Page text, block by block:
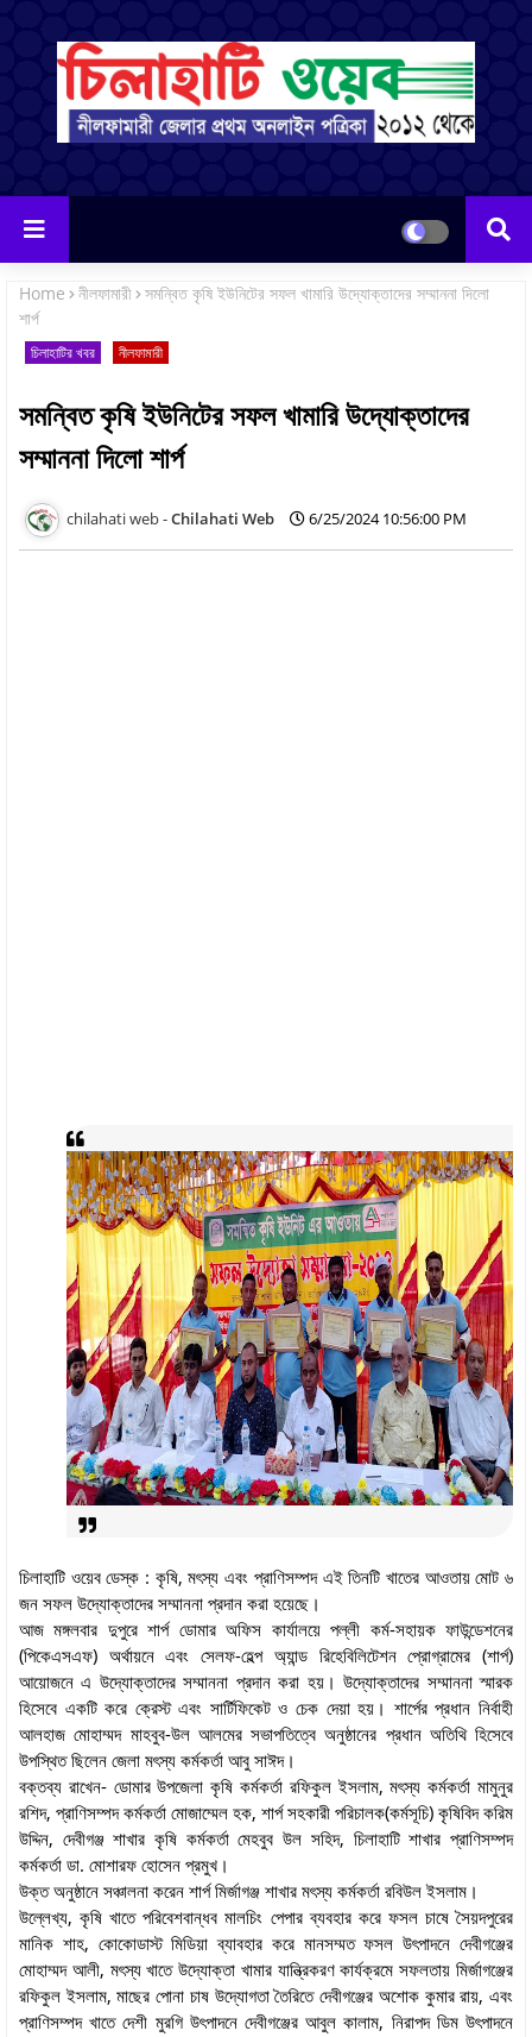
Home নীলফামারী সমন্বিত কৃষি ইউনিটের সফল খামারি উদ্যোক্তাদের সম্মাননা দিলো
শার্প
চিলাহাটির খবর নীলফামারী
সমন্বিত কৃষি ইউনিটের সফল খামারি উদ্যোক্তাদের
সম্মাননা দিলো শার্প
Chilahati Web 6/25/2024 10:56:00 PM
চিলাহাটি ওয়েব ডেস্ক : কৃষি, মৎস্য এবং প্রাণিসম্পদ এই তিনটি খাতের আওতায় মোট ৬
জন সফল উদ্যোক্তাদের সম্মাননা প্রদান করা হয়েছে।
আজ মঙ্গলবার দুপুরে শার্প ডোমার অফিস কার্যালয়ে পল্লী কর্ম-সহায়ক ফাউন্ডেশনের
(পিকেএসএফ) অর্থায়নে এবং সেলফ-হেল্প অ্যান্ড রিহেবিলিটেশন প্রোগ্রামের (শার্প)
আয়োজনে এ উদ্যোক্তাদের সম্মাননা প্রদান করা হয়। উদ্যোক্তাদের সম্মাননা স্মারক
হিসেবে একটি করে ক্রেস্ট এবং সার্টিফিকেট ও চেক দেয়া হয়। শার্পের প্রধান নির্বাহী
আলহাজ মোহাম্মদ মাহবুব-উল আলমের সভাপতিত্বে অনুষ্ঠানের প্রধান অতিথি হিসেবে
উপস্থিত ছিলেন জেলা মৎস্য কর্মকর্তা আবু সাঈদ।
বক্তব্য রাখেন- ডোমার উপজেলা কৃষি কর্মকর্তা রফিকুল ইসলাম, মৎস্য কর্মকর্তা মামুনুর
রশিদ, প্রাণিসম্পদ কর্মকর্তা মোজাম্মেল হক, শার্প সহকারী পরিচালক(কর্মসূচি) কৃষিবিদ করিম
উদ্দিন, দেবীগঞ্জ শাখার কৃষি কর্মকর্তা মেহবুব উল সহিদ, চিলাহাটি শাখার প্রাণিসম্পদ
কর্মকর্তা ডা. মোশারফ হোসেন প্রমুখ।
উক্ত অনুষ্ঠানে সঞ্চালনা করেন শার্প মির্জাগঞ্জ শাখার মৎস্য কর্মকর্তা রবিউল ইসলাম।
উল্লেখ্য, কৃষি খাতে পরিবেশবান্ধব মালচিং পেপার ব্যবহার করে ফসল চাষে সৈয়দপুরের
মানিক শাহ, কোকোডাস্ট মিডিয়া ব্যাবহার করে মানসম্মত ফসল উৎপাদনে দেবীগঞ্জের
মোহাম্মদ আলী, মৎস্য খাতে উদ্যোক্তা খামার যান্ত্রিকরণ কার্যক্রমে সফলতায় মির্জাগঞ্জের
রফিকুল ইসলাম, মাছের পোনা চাষ উদ্যোগতা তৈরিতে দেবীগঞ্জের অশোক কুমার রায়, এবং
প্রাণিসম্পদ খাতে দেশী মুরগি উৎপাদনে দেবীগঞ্জের আবুল কালাম, নিরাপদ ডিম উৎপাদনে